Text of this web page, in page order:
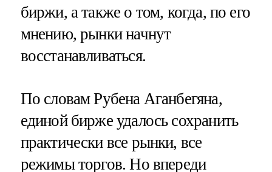
биржи, а также о том, когда, по его
мнению, рынки начнут
восстанавливаться.
По словам Рубена Аганбегяна,
единой бирже удалось сохранить
практически все рынки, все
режимы торгов. Но впереди